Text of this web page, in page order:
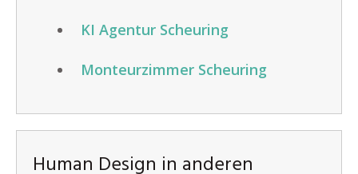
KI Agentur Scheuring
Monteurzimmer Scheuring
Human Design in anderen